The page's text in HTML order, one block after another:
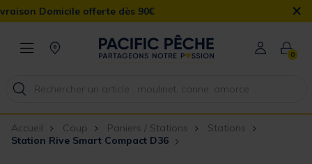
offerte dès 90€ ×
0
Accueil Coup Paniers / Stations
Stations
Station Rive Smart Compact D36